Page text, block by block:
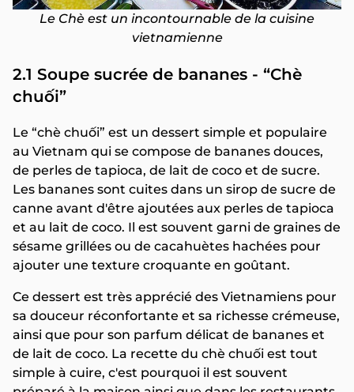
Le Chè est un incontournable de la cuisine
vietnamienne
2.1 Soupe sucrée de bananes - “Chè
chuối”
Le “chè chuối” est un dessert simple et populaire
au Vietnam qui se compose de bananes douces,
de perles de tapioca, de lait de coco et de sucre.
Les bananes sont cuites dans un sirop de sucre de
canne avant d'être ajoutées aux perles de tapioca
et au lait de coco. Il est souvent garni de graines de
sésame grillées ou de cacahuètes hachées pour
ajouter une texture croquante en goûtant.
Ce dessert est très apprécié des Vietnamiens pour
sa douceur réconfortante et sa richesse crémeuse,
ainsi que pour son parfum délicat de bananes et
de lait de coco. La recette du chè chuối est tout
simple à cuire, c'est pourquoi il est souvent